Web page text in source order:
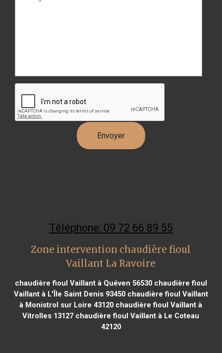
Téléphone: 09 72 66 89 55
Zone intervention chaudière fioul
Vaillant La Ravoire
chaudière fioul Vaillant à Quéven 56530chaudière fioul
Vaillant à L'Île Saint Denis 93450chaudière fioul Vaillant
à Monistrol sur Loire 43120 chaudière fioul Vaillant à
Vitrolles 13127 chaudière fioul Vaillant à Le Coteau
42120